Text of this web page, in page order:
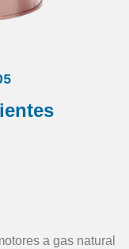
a gas natural